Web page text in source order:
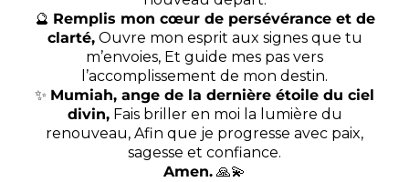
🔮 Remplis mon cœur de persévérance et de
clarté,Ouvre mon esprit aux signes que tu
m’envoies, Et guide mes pas vers
l’accomplissement de mon destin.
✨ Mumiah, ange de la dernière étoile du ciel
divin,Fais briller en moi la lumière du
renouveau, Afin que je progresse avec paix,
sagesse et confiance.
Amen. 🙏💫